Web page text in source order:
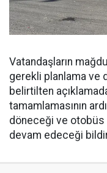
Vatandaşların
gerekli planlama ve
belirtilten
tamamlamasının
döneceği ve
devam edeceği